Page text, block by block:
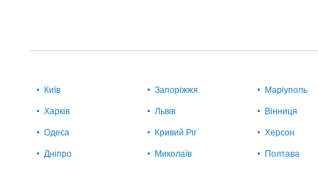
Київ
Харків
Одеса
Дніпро
Запоріжжя
Львів
Кривий Ріг
Миколаїв
Маріуполь
Вінниця
Херсон
Полтава